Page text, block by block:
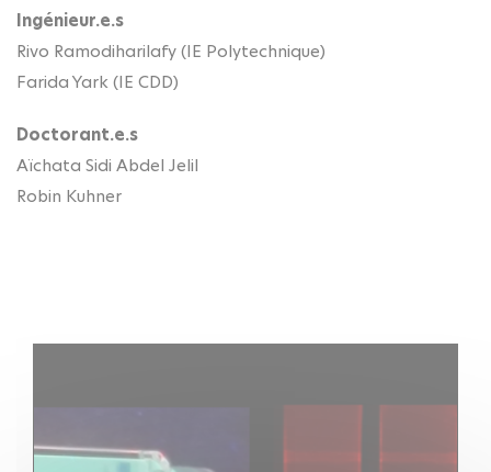
Ingénieur.e.s
Rivo Ramodiharilafy (IE Polytechnique)
Farida Yark (IE CDD)
Doctorant.e.s
Aïchata Sidi Abdel Jelil
Robin Kuhner